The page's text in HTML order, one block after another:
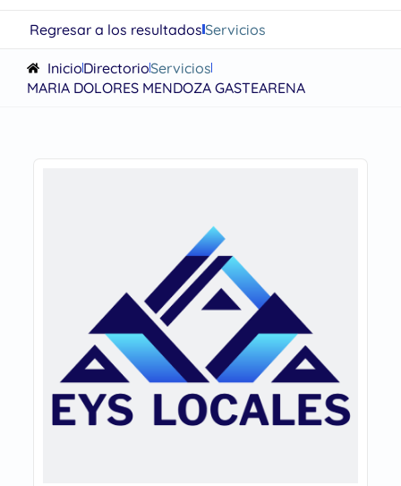
Regresar a los resultadosServicios
InicioDirectorioServicios
MARIA DOLORES MENDOZA GASTEARENA